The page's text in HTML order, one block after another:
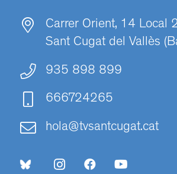
Carrer Orient, 14 Local
Sant Cugat del Vallès
935 898 899
666724265
hola@tvsantcugat.cat